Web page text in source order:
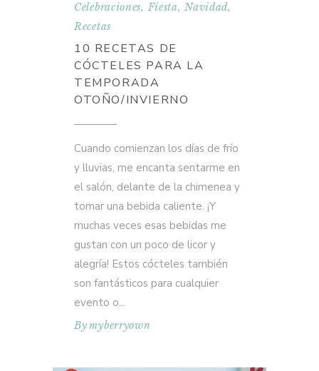
Celebraciones,Fiesta,Navidad,
Recetas
10 RECETAS DE
CÓCTELES PARA LA
TEMPORADA
OTOÑO/INVIERNO
Cuando comienzan los días de frío
y lluvias, me encanta sentarme en
el salón, delante de la chimenea y
tomar una bebida caliente. ¡Y
muchas veces esas bebidas me
gustan con un poco de licor y
alegría! Estos cócteles también
son fantásticos para cualquier
evento o
Bymyberryown